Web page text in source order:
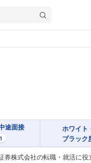
途面接
1
ホワイト
ブラック
株式会社の転職・就活に